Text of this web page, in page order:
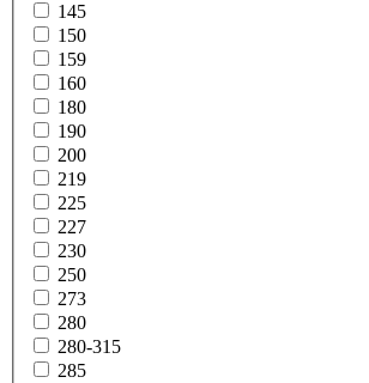
145
150
159
160
180
190
200
219
225
227
230
250
273
280
280-315
285